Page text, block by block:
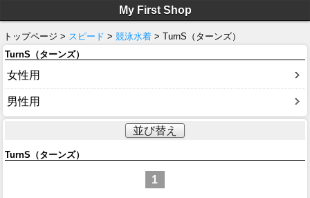
My First Shop
トップページ > スピード > 競泳水着 > TurnS（ターンズ）
TurnS（ターンズ）
女性用
男性用
並び替え
TurnS（ターンズ）
1